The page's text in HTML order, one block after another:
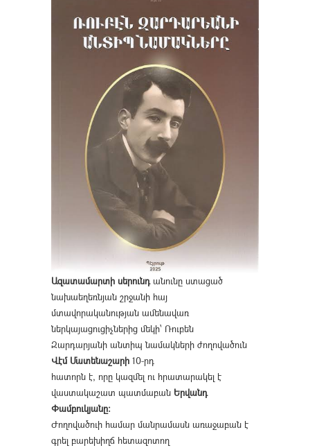
Ազատամարտի սերունդանունը ստացած
նախաեղեռնյան շրջանի հայ
մտավորականության ամենավառ
ներկայացուցիչներից մեկի՝ Ռուբեն
Զարդարյանի անտիպ նամակների ժողովածուն
Վէմ Մատենաշարի 10-րդ
հատորն է, որը կազմել ու հրատարակել է
վաստակաշատ պատմաբան Երվանդ
Փամբուկյանը։
Ժողովածուի համար մանրամասն առաջաբան է
գրել բարեխիղճ հետազոտող